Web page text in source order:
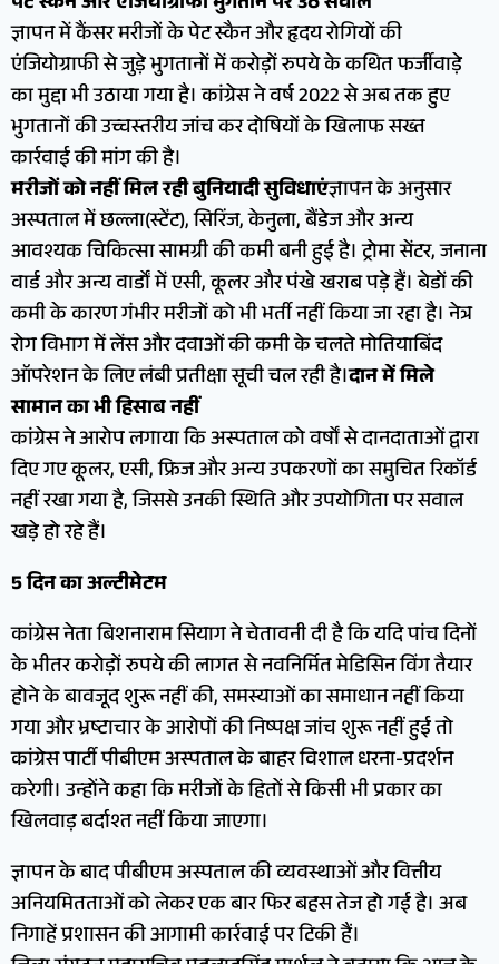
ज्ञापन में कैंसर मरीजों के पेट स्कैन और हृदय रोगियों की
एंजियोग्राफी से जुड़े भुगतानों में करोड़ों रुपये के कथित फर्जीवाड़े
का मुद्दा भी उठाया गया है। कांग्रेस ने वर्ष 2022 से अब तक हुए
भुगतानों की उच्चस्तरीय जांच कर दोषियों के खिलाफ सख्त
कार्रवाई की मांग की है।
मरीजों को नहीं मिल रही बुनियादी सुविधाएंज्ञापन के अनुसार
अस्पताल में छल्ला(स्टेंट), सिरिंज, केनुला, बैंडेज और अन्य
आवश्यक चिकित्सा सामग्री की कमी बनी हुई है। ट्रोमा सेंटर, जनाना
वार्ड और अन्य वार्डों में एसी, कूलर और पंखे खराब पड़े हैं। बेडों की
कमी के कारण गंभीर मरीजों को भी भर्ती नहीं किया जा रहा है। नेत्र
रोग विभाग में लेंस और दवाओं की कमी के चलते मोतियाबिंद
ऑपरेशन के लिए लंबी प्रतीक्षा सूची चल रही है।दान में मिले
सामान का भी हिसाब नहीं
कांग्रेस ने आरोप लगाया कि अस्पताल को वर्षों से दानदाताओं द्वारा
दिए गए कूलर, एसी, फ्रिज और अन्य उपकरणों का समुचित रिकॉर्ड
नहीं रखा गया है, जिससे उनकी स्थिति और उपयोगिता पर सवाल
खड़े हो रहे हैं।
5 दिन का अल्टीमेटम
कांग्रेस नेता बिशनाराम सियाग ने चेतावनी दी है कि यदि पांच दिनों
के भीतर करोड़ों रुपये की लागत से नवनिर्मित मेडिसिन विंग तैयार
होने के बावजूद शुरू नहीं की, समस्याओं का समाधान नहीं किया
गया और भ्रष्टाचार के आरोपों की निष्पक्ष जांच शुरू नहीं हुई तो
कांग्रेस पार्टी पीबीएम अस्पताल के बाहर विशाल धरना-प्रदर्शन
करेगी। उन्होंने कहा कि मरीजों के हितों से किसी भी प्रकार का
खिलवाड़ बर्दाश्त नहीं किया जाएगा।
ज्ञापन के बाद पीबीएम अस्पताल की व्यवस्थाओं और वित्तीय
अनियमितताओं को लेकर एक बार फिर बहस तेज हो गई है। अब
निगाहें प्रशासन की आगामी कार्रवाई पर टिकी हैं।